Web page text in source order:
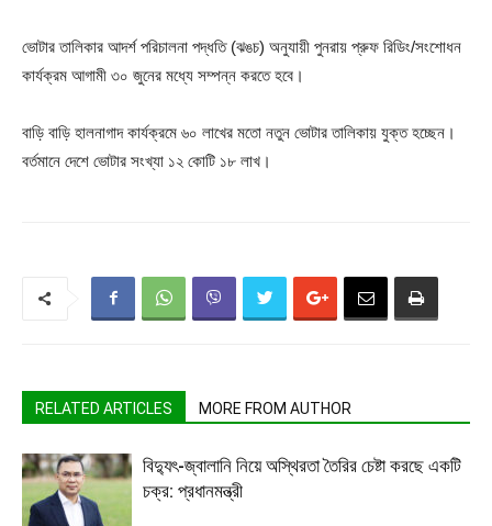
ভোটার তালিকার আদর্শ পরিচালনা পদ্ধতি (ঝঙচ) অনুযায়ী পুনরায় প্রুফ রিডিং/সংশোধন
কার্যক্রম আগামী ৩০ জুনের মধ্যে সম্পন্ন করতে হবে।
বাড়ি বাড়ি হালনাগাদ কার্যক্রমে ৬০ লাখের মতো নতুন ভোটার তালিকায় যুক্ত হচ্ছেন।
বর্তমানে দেশে ভোটার সংখ্যা ১২ কোটি ১৮ লাখ।
RELATED ARTICLES MORE FROM AUTHOR
বিদ্যুৎ-জ্বালানি নিয়ে অস্থিরতা তৈরির চেষ্টা করছে একটি
চক্র: প্রধানমন্ত্রী